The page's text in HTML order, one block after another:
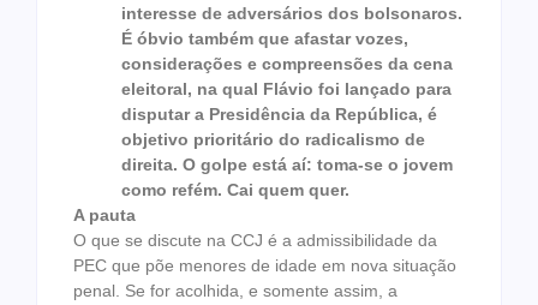
interesse de adversários dos bolsonaros.
É óbvio também que afastar vozes,
considerações e compreensões da cena
eleitoral, na qual Flávio foi lançado para
disputar a Presidência da República, é
objetivo prioritário do radicalismo de
direita. O golpe está aí: toma-se o jovem
como refém. Cai quem quer.
A pauta
O que se discute na CCJ é a admissibilidade da
PEC que põe menores de idade em nova situação
penal. Se for acolhida, e somente assim, a